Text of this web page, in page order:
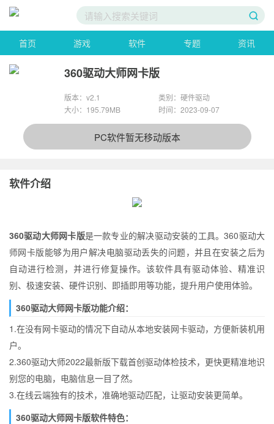
首页 游戏 软件 专题 资讯
360驱动大师网卡版
版本：v2.1
类别：硬件驱动
大小：195.79MB
时间：2023-09-07
PC软件暂无移动版本
软件介绍
360驱动大师网卡版是一款专业的解决驱动安装的工具。360驱动大
师网卡版能够为用户解决电脑驱动丢失的问题，并且在安装之后为
自动进行检测，并进行修复操作。该软件具有驱动体验、精准识
别、极速安装、硬件识别、即插即用等功能，提升用户使用体验。
360驱动大师网卡版功能介绍：
1.在没有网卡驱动的情况下自动从本地安装网卡驱动，方便新装机用
户。
2.360驱动大师2022最新版下载首创驱动体检技术，更快更精准地识
别您的电脑，电脑信息一目了然。
3.在线云端独有的技术，准确地驱动匹配，让驱动安装更简单。
360驱动大师网卡版软件特色：